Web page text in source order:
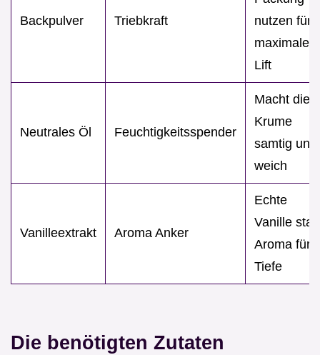
Backpulver Triebkraft
nutzen für
maximalen
Lift
Neutrales Öl Feuchtigkeitsspender
Macht die
Krume
samtig und
weich
Vanilleextrakt Aroma Anker
Echte
Vanille statt
Aroma für
Tiefe
Die benötigten Zutaten